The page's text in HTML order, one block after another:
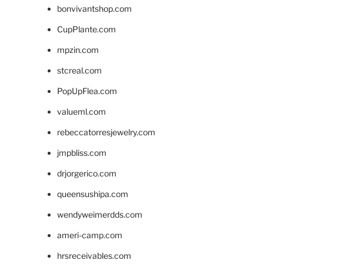
bonvivantshop.com
CupPlante.com
mpzin.com
stcreal.com
PopUpFlea.com
valueml.com
rebeccatorresjewelry.com
jmpbliss.com
drjorgerico.com
queensushipa.com
wendyweimerdds.com
ameri-camp.com
hrsreceivables.com